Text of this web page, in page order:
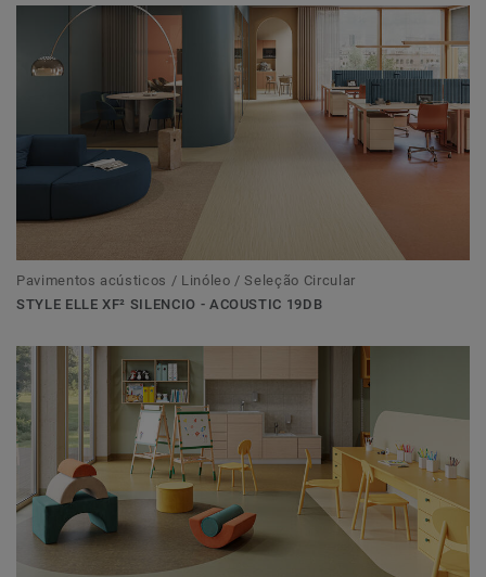
Pavimentos acústicos / Linóleo / Seleção Circular
STYLE ELLE XF² SILENCIO - ACOUSTIC 19DB